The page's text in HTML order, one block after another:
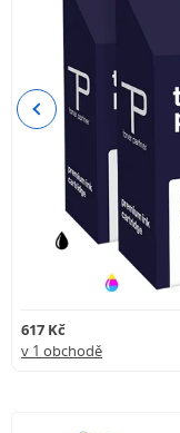
617 Kč
v 1 obchodě
Previous